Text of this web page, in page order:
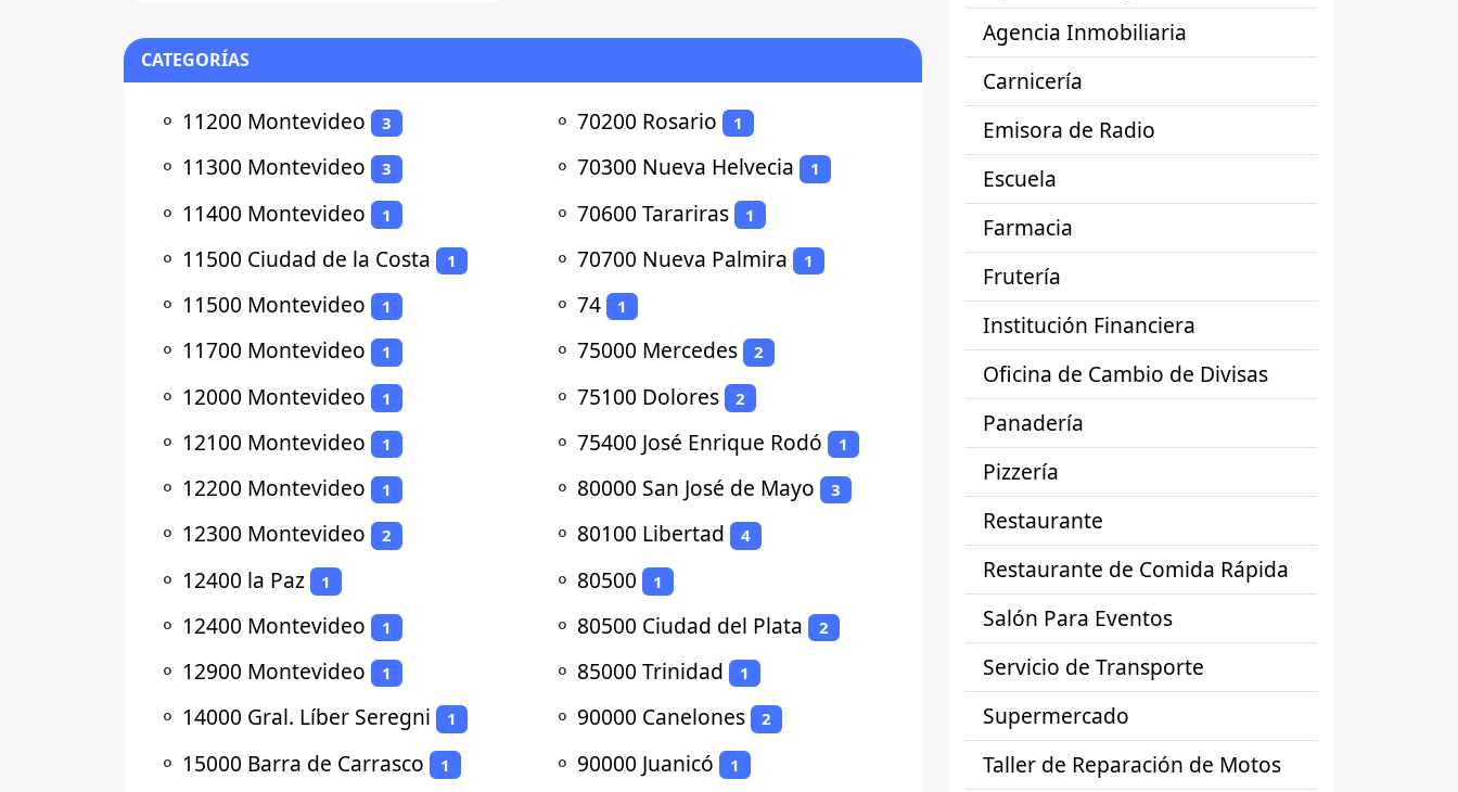
CATEGORÍAS
⚬ 11200 Montevideo 3
⚬ 11300 Montevideo 3
⚬ 11400 Montevideo 1
⚬ 11500 Ciudad de la Costa 1
⚬ 11500 Montevideo 1
⚬ 11700 Montevideo 1
⚬ 12000 Montevideo 1
⚬ 12100 Montevideo 1
⚬ 12200 Montevideo 1
⚬ 12300 Montevideo 2
⚬ 12400 la Paz 1
⚬ 12400 Montevideo 1
⚬ 12900 Montevideo 1
⚬ 14000 Gral. Líber Seregni 1
⚬ 15000 Barra de Carrasco 1
⚬ 70200 Rosario 1
⚬ 70300 Nueva Helvecia 1
⚬ 70600 Tarariras 1
⚬ 70700 Nueva Palmira 1
⚬ 74 1
⚬ 75000 Mercedes 2
⚬ 75100 Dolores 2
⚬ 75400 José Enrique Rodó 1
⚬ 80000 San José de Mayo 3
⚬ 80100 Libertad 4
⚬ 80500 1
⚬ 80500 Ciudad del Plata 2
⚬ 85000 Trinidad 1
⚬ 90000 Canelones 2
⚬ 90000 Juanicó 1
Agencia Inmobiliaria
Carnicería
Emisora de Radio
Escuela
Farmacia
Frutería
Institución Financiera
Oficina de Cambio de Divisas
Panadería
Pizzería
Restaurante
Restaurante de Comida Rápida
Salón Para Eventos
Servicio de Transporte
Supermercado
Taller de Reparación de Motos